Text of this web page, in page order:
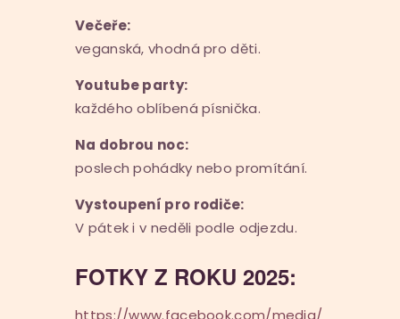
Večeře:
veganská, vhodná pro děti.
Youtube party:
každého oblíbená písnička.
Na dobrou noc:
poslech pohádky nebo promítání.
Vystoupení pro rodiče:
V pátek i v neděli podle odjezdu.
FOTKY Z ROKU 2025:
https://www.facebook.com/media/